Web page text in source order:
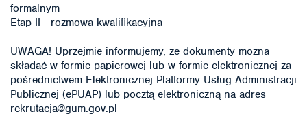
formalnym
Etap II - rozmowa kwaliﬁkacyjna
UWAGA! Uprzejmie informujemy, że dokumenty można
składać w formie papierowej lub w formie elektronicznej za
pośrednictwem Elektronicznej Platformy Usług Administracji
Publicznej (ePUAP) lub pocztą elektroniczną na adres
rekrutacja@gum.gov.pl